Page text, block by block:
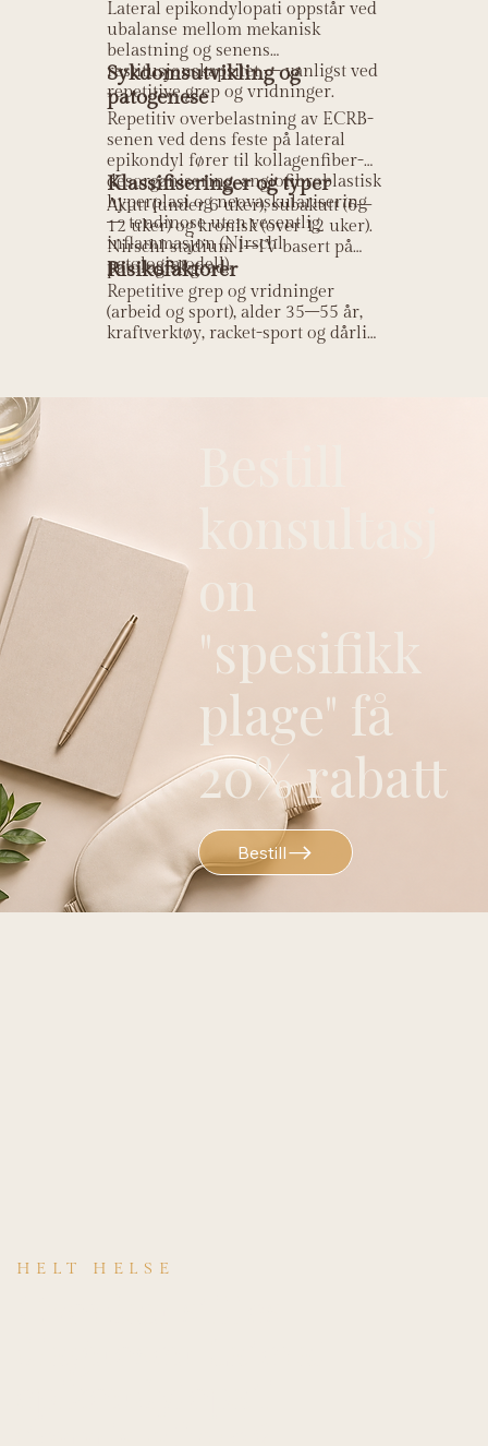
Lateral epikondylopati oppstår ved
ubalanse mellom mekanisk
belastning og senens
restitusjonskapsitet — vanligst ved
repetitive grep og vridninger.
Sykdomsutvikling og
patogenese
Repetitiv overbelastning av ECRB-
senen ved dens feste på lateral
epikondyl fører til kollagenfiber-
desorganisering, angiofibroblastisk
hyperplasi og neovaskularisering
— tendinose uten vesentlig
inflammasjon (Nirschl
patologimodell).
Klassifiseringer og typer
Akutt (under 6 uker), subakutt (6–
12 uker) og kronisk (over 12 uker).
Nirschl stadium I–IV basert på
patologisk grad.
Risikofaktorer
Repetitive grep og vridninger
(arbeid og sport), alder 35–55 år,
kraftverktøy, racket-sport og dårlig
on
"spesifikk
plage" få
20% rabatt
Bestill
HELT HELSE